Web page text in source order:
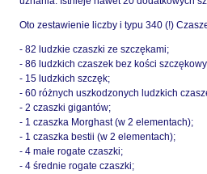
Oto zestawienie liczby i typu 340 (!)
- 82 ludzkie czaszki ze szczękami;
- 86 ludzkich czaszek bez kości
- 15 ludzkich szczęk;
- 60 różnych uszkodzonych ludzkich
- 2 czaszki gigantów;
- 1 czaszka Morghast (w 2 elementach);
- 1 czaszka bestii (w 2 elementach);
- 4 małe rogate czaszki;
- 4 średnie rogate czaszki;